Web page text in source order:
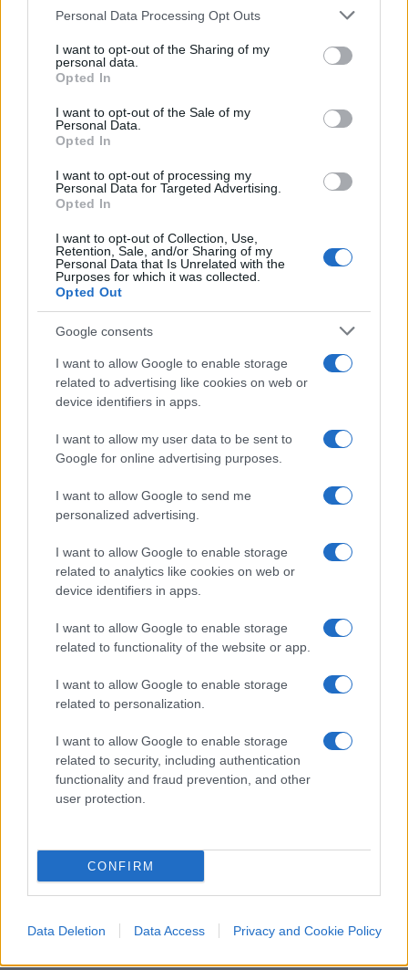
Personal Data Processing Opt Outs
I want to opt-out of the Sharing of my
personal data.
Opted In
I want to opt-out of the Sale of my
Personal Data.
Opted In
I want to opt-out of processing my
Personal Data for Targeted Advertising.
Opted In
I want to opt-out of Collection, Use,
Retention, Sale, and/or Sharing of my
Personal Data that Is Unrelated with the
Purposes for which it was collected.
Opted Out
Google consents
I want to allow Google to enable storage
related to advertising like cookies on web or
device identifiers in apps.
I want to allow my user data to be sent to
Google for online advertising purposes.
I want to allow Google to send me
personalized advertising.
I want to allow Google to enable storage
related to analytics like cookies on web or
device identifiers in apps.
I want to allow Google to enable storage
related to functionality of the website or app.
I want to allow Google to enable storage
related to personalization.
I want to allow Google to enable storage
related to security, including authentication
functionality and fraud prevention, and other
user protection.
CONFIRM
Data Deletion Data Access Privacy and Cookie Policy
lettera del sindaco di Tel Aviv per non dare
effetti, una forzatura nei confronti del
Consiglio“. I due consiglieri annunciano quindi
l’intenzione di ripresentare l’ordine del giorno
sull’interruzione del gemellaggio: “Non abbiamo
Sala prova a ricucire e convoca i
capigruppo: “Un anno è lungo…”
Il sindaco Giuseppe Sala prova intanto a ricucire.
La settimana prossima convocherò i
capigruppo di maggioranza per discutere come
migliorare il dialogo fra Consiglio e giunta
nell’ultimo anno di mandato
del rapporto tra aula e Giunta era stato sollevato
anche dal Pd, che aveva chiesto maggiore rispetto
per le decisioni assunte dal Consiglio. Sala
ribadisce la volontà di confronto con la
anno è lungo, ribadisco il mio impegno al
confronto con tutti per il massimo rispetto dei
sufficientecliccare quiper iscriversi al canale ed
essere sempre aggiornati (gratis).
#GIUSEPPE SALA #MILANO #TEL AVIV
Commenta per primo